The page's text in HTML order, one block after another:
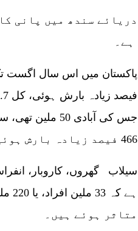
ہے۔
466 فیصد زیادہ بارش ہوئی۔
متاثر ہوئے ہیں۔